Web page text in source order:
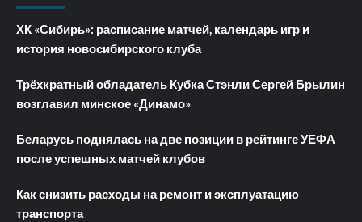
ХК «Сибирь»: расписание матчей, календарь игр и
история новосибирского клуба
Трёхкратный обладатель Кубка Стэнли Сергей Брылин
возглавил минское «Динамо»
Беларусь поднялась на две позиции в рейтинге УЕФА
после успешных матчей клубов
Как снизить расходы на ремонт и эксплуатацию
транспорта